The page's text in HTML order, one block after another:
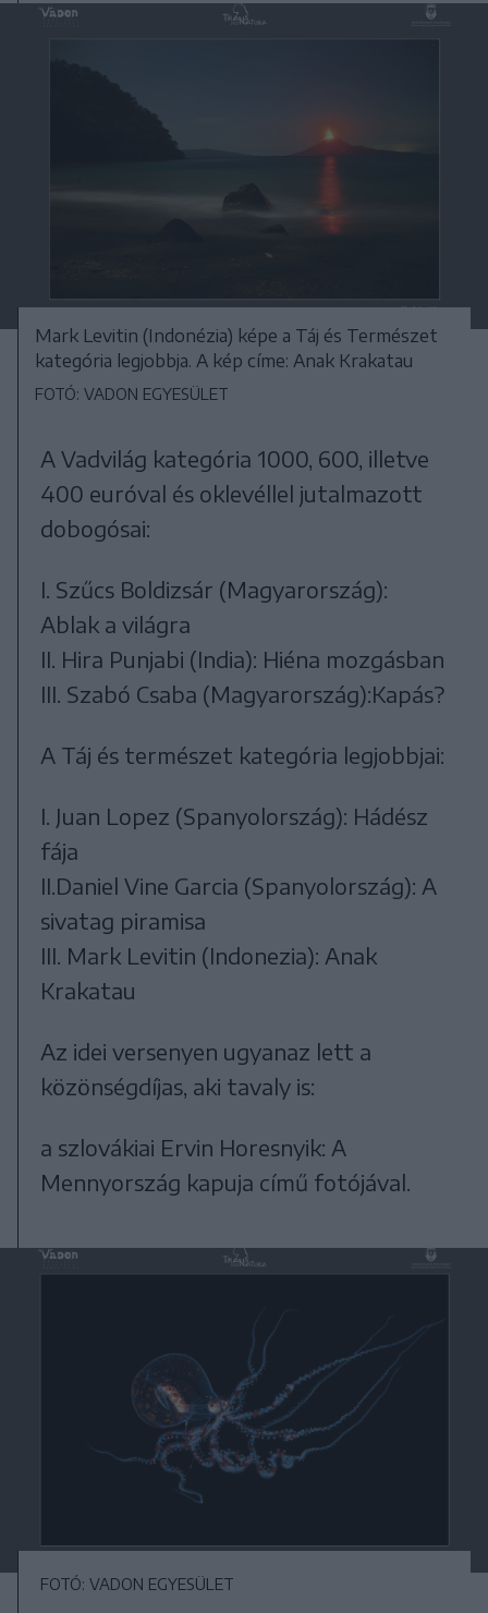
Mark Levitin (Indonézia) képe a Táj és Természet
kategória legjobbja. A kép címe: Anak Krakatau
FOTÓ: VADON EGYESÜLET
A Vadvilág kategória 1000, 600, illetve
400 euróval és oklevéllel jutalmazott
dobogósai:
I. Szűcs Boldizsár (Magyarország):
Ablak a világra
II. Hira Punjabi (India): Hiéna mozgásban
III. Szabó Csaba (Magyarország):Kapás?
A Táj és természet kategória legjobbjai:
I. Juan Lopez (Spanyolország): Hádész
fája
II.Daniel Vine Garcia (Spanyolország): A
sivatag piramisa
III. Mark Levitin (Indonezia): Anak
Krakatau
Az idei versenyen ugyanaz lett a
közönségdíjas, aki tavaly is:
a szlovákiai Ervin Horesnyik: A
Mennyország kapuja című fotójával.
FOTÓ: VADON EGYESÜLET